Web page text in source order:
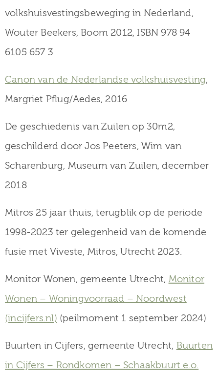
volkshuisvestingsbeweging in Nederland,
Wouter Beekers, Boom 2012, ISBN 978 94
6105 657 3
Canon van de Nederlandse volkshuisvesting,
Margriet Pflug/Aedes, 2016
De geschiedenis van Zuilen op 30m2,
geschilderd door Jos Peeters, Wim van
Scharenburg, Museum van Zuilen, december
2018
Mitros 25 jaar thuis, terugblik op de periode
1998-2023 ter gelegenheid van de komende
fusie met Viveste, Mitros, Utrecht 2023.
Monitor Wonen, gemeente Utrecht, Monitor
Wonen – Woningvoorraad – Noordwest
(incijfers.nl) (peilmoment 1 september 2024)
Buurten in Cijfers, gemeente Utrecht, Buurten
in Cijfers – Rondkomen – Schaakbuurt e.o.